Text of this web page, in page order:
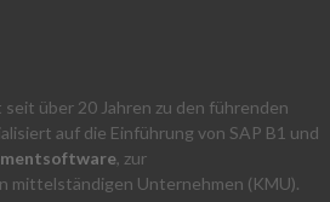
über 20 Jahren zu den führenden
auf die Einführung von SAP B1 und
, zur
mittelständigen Unternehmen (KMU).